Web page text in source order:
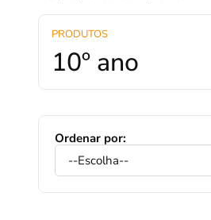
PRODUTOS
10º ano
Ordenar por: